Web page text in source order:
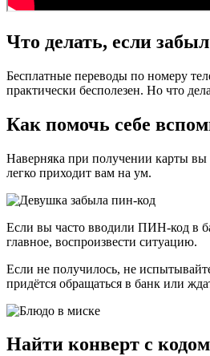
Что делать, если
Бесплатные переводы по номеру
практически бесполезен. Но что
Как помочь себе
Наверняка при получении карты вы
легко приходит вам на ум.
Если вы часто вводили ПИН-код в
главное, воспроизвести ситуацию.
Если не получилось, не
придётся обращаться в банк или
Найти конверт с кодом